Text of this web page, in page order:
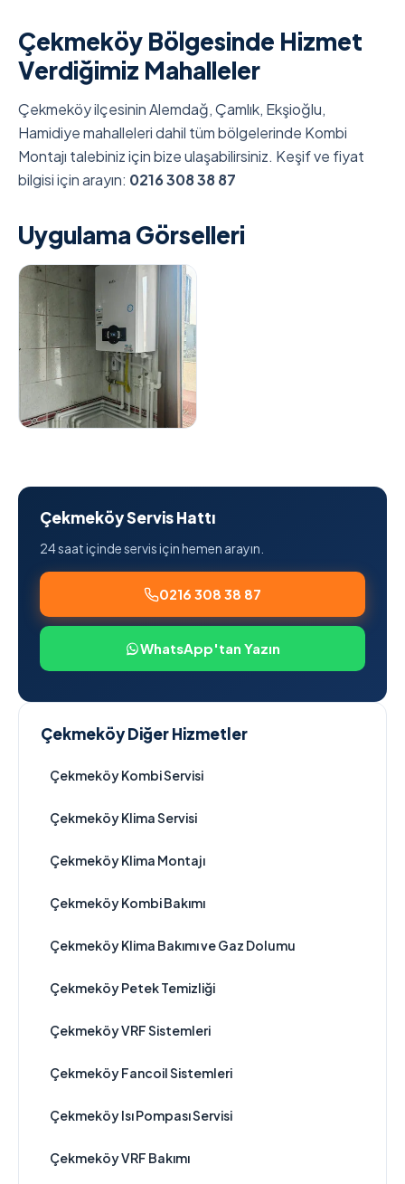
Çekmeköy Bölgesinde Hizmet
Verdiğimiz Mahalleler
Çekmeköy ilçesinin Alemdağ, Çamlık, Ekşioğlu,
Hamidiye mahalleleri dahil tüm bölgelerinde Kombi
Montajı talebiniz için bize ulaşabilirsiniz. Keşif ve fiyat
bilgisi için arayın: 0216 308 38 87
Uygulama Görselleri
Çekmeköy Servis Hattı
24 saat içinde servis için hemen arayın.
0216 308 38 87
WhatsApp'tan Yazın
Çekmeköy Diğer Hizmetler
Çekmeköy Kombi Servisi
Çekmeköy Klima Servisi
Çekmeköy Klima Montajı
Çekmeköy Kombi Bakımı
Çekmeköy Klima Bakımı ve Gaz Dolumu
Çekmeköy Petek Temizliği
Çekmeköy VRF Sistemleri
Çekmeköy Fancoil Sistemleri
Çekmeköy Isı Pompası Servisi
Çekmeköy VRF Bakımı